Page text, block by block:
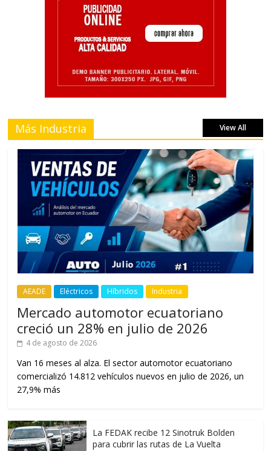
Más Industria View All
AEADE Eléctricos Híbridos Industria
Mercado automotor ecuatoriano
creció un 28% en julio de 2026
4 de agosto de 2026
Van 16 meses al alza. El sector automotor ecuatoriano
comercializó 14.812 vehículos nuevos en julio de 2026, un
27,9% más
La FEDAK recibe 12 Sinotruk Bolden
para cubrir las rutas de La Vuelta